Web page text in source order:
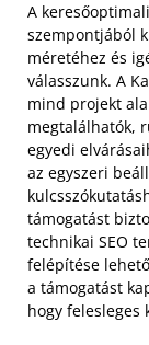
A
szempontjából
méretéhez és
válasszunk. A
mind projekt
megtalálhatók,
egyedi
az egyszeri
támogatást
technikai SEO
felépítése
a támogatást
hogy felesleges